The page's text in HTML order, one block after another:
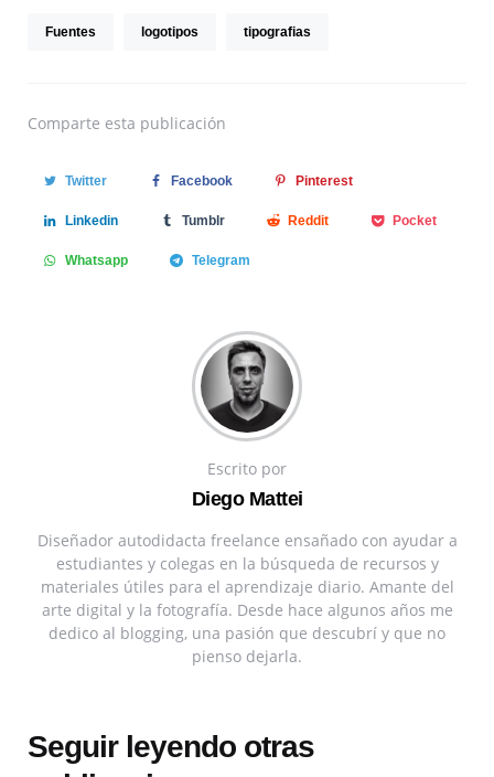
Fuentes logotipos tipografias
Comparte esta publicación
Twitter Facebook Pinterest
Linkedin Tumblr Reddit Pocket
Whatsapp Telegram
Escrito por
Diego Mattei
Diseñador autodidacta freelance ensañado con ayudar a
estudiantes y colegas en la búsqueda de recursos y
materiales útiles para el aprendizaje diario. Amante del
arte digital y la fotografía. Desde hace algunos años me
dedico al blogging, una pasión que descubrí y que no
pienso dejarla.
Seguir leyendo otras